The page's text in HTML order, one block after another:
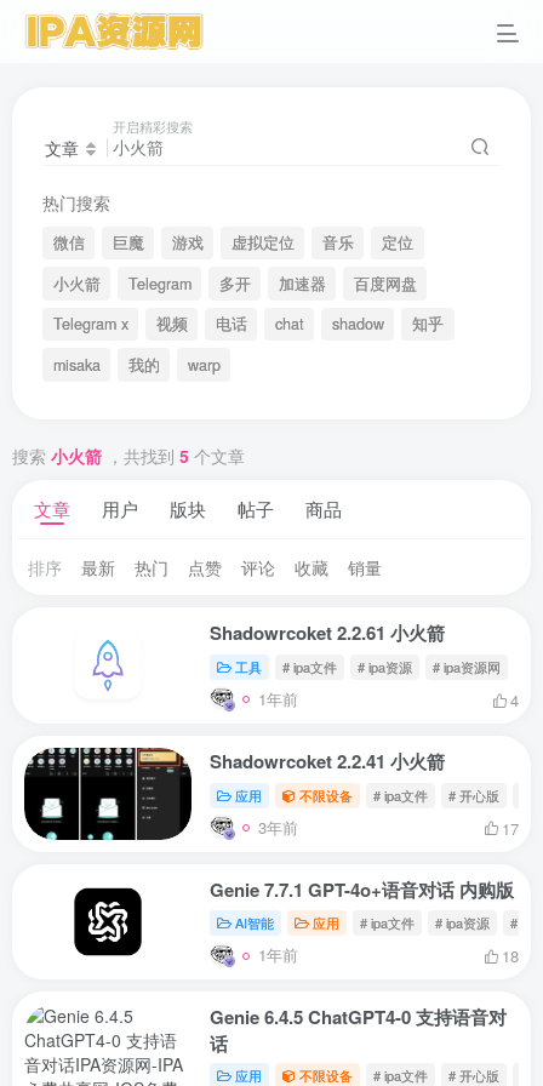
文章
开启精彩搜索
热门搜索
微信 巨魔 游戏 虚拟定位 音乐
定位
小火箭
Telegram 多开 加速器
百度网盘
Telegram x
视频 电话 chat shadow
知乎
misaka
我的 warp
搜索 小火箭 ，共找到 5 个文章
文章 用户 版块 帖子 商品
排序 最新 热门 点赞 评论 收藏 销量
Shadowrcoket 2.2.61 小火箭
工具 # ipa文件 # ipa资源 # ipa资源网
1年前 4
Shadowrcoket 2.2.41 小火箭
应用 不限设备 # ipa文件 # 开心版
3年前 17
Genie 7.7.1 GPT-4o+语音对话 内购版
AI智能 应用 # ipa文件 # ipa资源 # ipa
1年前 18
Genie 6.4.5 ChatGPT4-0 支持语音对
话
应用 不限设备 # ipa文件 # 开心版